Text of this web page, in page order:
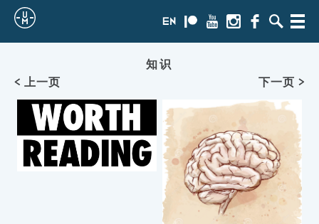
Sailing
Moe
Facebook
Instagram
Youtube
Patreon
搜
索
Menu
en
知识
< 上一页
下一页 >